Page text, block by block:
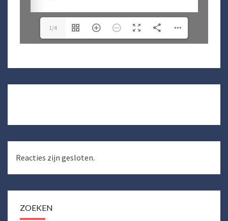
1/4
Reacties zijn gesloten.
ZOEKEN